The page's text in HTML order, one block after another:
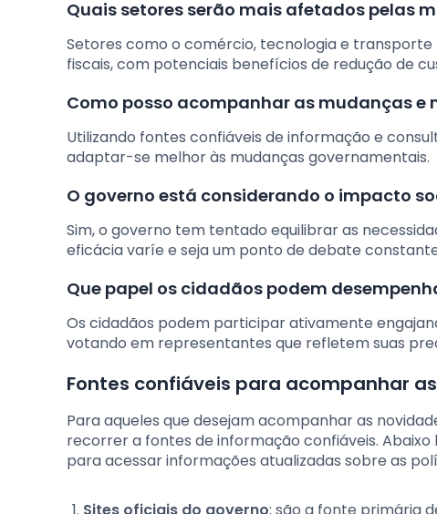
Quais setores serão mais afetados pelas
Setores como o comércio, tecnologia e
fiscais, com potenciais benefícios de redução de
Como posso acompanhar as mudanças e
Utilizando fontes confiáveis de informação e
adaptar-se melhor às mudanças governamentais.
O governo está considerando o impacto
Sim, o governo tem tentado equilibrar as
eficácia varíe e seja um ponto de debate
Que papel os cidadãos podem
Os cidadãos podem participar ativamente
votando em representantes que refletem suas
Fontes confiáveis para acompanhar
Para aqueles que desejam acompanhar as
recorrer a fontes de informação confiáveis.
para acessar informações atualizadas sobre as